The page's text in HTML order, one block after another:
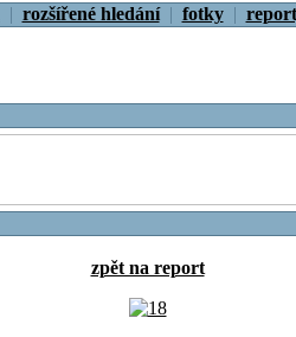
| rozšířené hledání| fotky|
zpět na report